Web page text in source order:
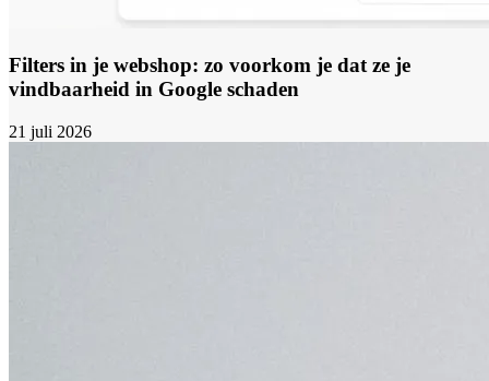
Filters in je webshop: zo voorkom je dat ze je
vindbaarheid in Google schaden
21 juli 2026